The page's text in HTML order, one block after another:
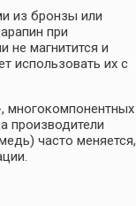
из бронзы или
при
не магнитится и
использовать их с
многокомпонентных
производители
часто меняется,